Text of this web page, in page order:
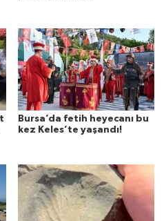
Bursa’da fetih heyecanı bu
kez Keles’te yaşandı!